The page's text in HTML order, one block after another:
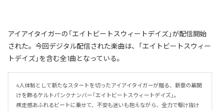
アイアイタイガーの「エイトビートスウィートデイズ」が配信開始
された。今回デジタル配信された楽曲は、「エイトビートスウィー
トデイズ」を含む全1曲となっている。
4人体制として新たなスタートを切ったアイアイタイガーが贈る、新章の幕開
けを飾るケルトパンクナンバー「エイトビートスウィートデイズ」。
疾走感あふれるビートに乗せて、不安も迷いも抱えながら、全力で駆け抜け